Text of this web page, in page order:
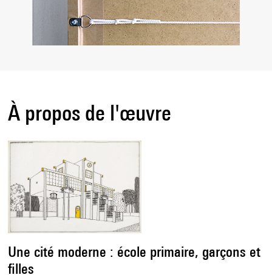
À propos de l'œuvre
Une cité moderne : école primaire, garçons et
filles